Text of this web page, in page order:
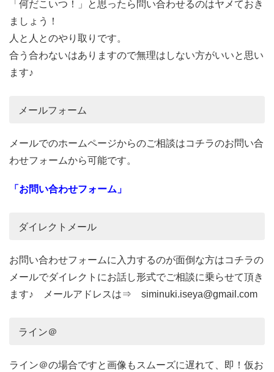
「何だこいつ！」と思ったら問い合わせるのはヤメておき
ましょう！
人と人とのやり取りです。
合う合わないはありますので無理はしない方がいいと思い
ます♪
メールフォーム
メールでのホームページからのご相談はコチラのお問い合
わせフォームから可能です。
「お問い合わせフォーム」
ダイレクトメール
お問い合わせフォームに入力するのが面倒な方はコチラの
メールでダイレクトにお話し形式でご相談に乗らせて頂き
ます♪ メールアドレスは⇒ siminuki.iseya@gmail.com
ライン＠
ライン＠の場合ですと画像もスムーズに遅れて、即！仮お